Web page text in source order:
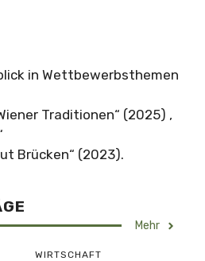
in Wettbewerbsthemen
Traditionen“ (2025) ,
Brücken“ (2023).
Mehr
WIRTSCHAFT